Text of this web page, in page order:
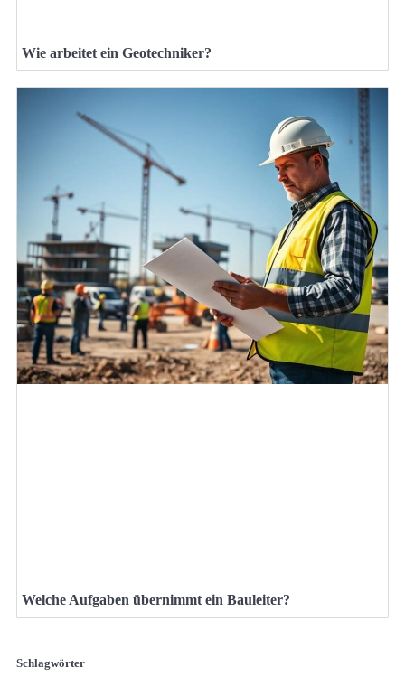
Wie arbeitet ein Geotechniker?
Welche Aufgaben übernimmt ein Bauleiter?
Schlagwörter